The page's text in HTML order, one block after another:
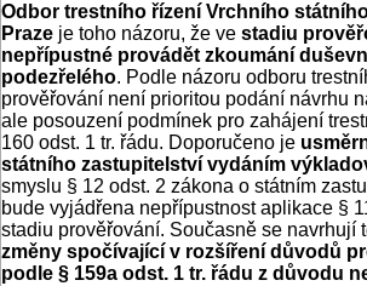
Odbor trestního řízení Vrchního
Praze je toho názoru, že ve stadiu
nepřípustné provádět zkoumání
podezřelého. Podle názoru odboru
prověřování není prioritou podání návrhu
ale posouzení podmínek pro zahájení
160 odst. 1 tr. řádu. Doporučeno je
státního zastupitelství vydáním
smyslu § 12 odst. 2 zákona o státním
bude vyjádřena nepřípustnost aplikace §
stadiu prověřování. Současně se navrhují
změny spočívající v rozšíření důvodů
podle § 159a odst. 1 tr. řádu z důvodu